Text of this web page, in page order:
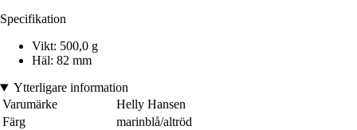
Specifikation
Vikt: 500,0 g
Häl: 82 mm
Ytterligare information
Varumärke
Helly Hansen
Färg
marinblå/altröd